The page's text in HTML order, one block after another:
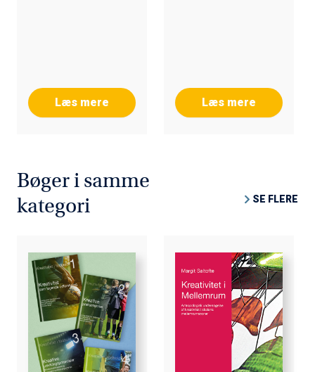
Læs mere Læs mere
Bøger i samme
kategori
SE FLERE